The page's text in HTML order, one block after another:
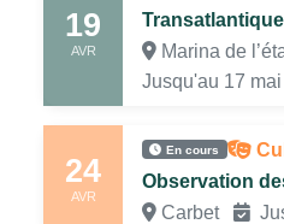
19
AVR
Marina de
Jusqu'au 17
24
AVR
En cours
Observation
Carbet